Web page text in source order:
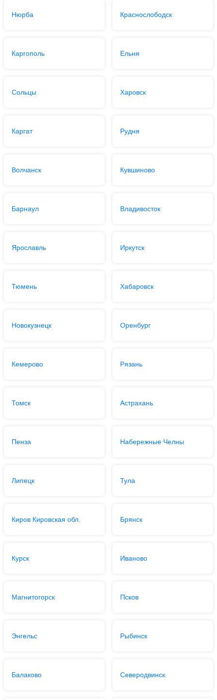
Нюрба Краснослободск
Каргополь Ельня
Сольцы Харовск
Каргат Рудня
Волчанск Кувшиново
Барнаул Владивосток
Ярославль Иркутск
Тюмень Хабаровск
Новокузнецк Оренбург
Кемерово Рязань
Томск Астрахань
Пенза Набережные Челны
Липецк Тула
Киров Кировская обл. Брянск
Курск Иваново
Магнитогорск Псков
Энгельс Рыбинск
Балаково Северодвинск